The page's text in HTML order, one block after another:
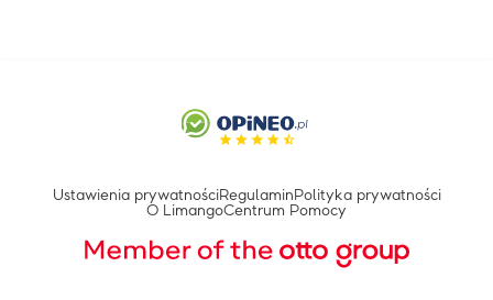
Ustawienia prywatnościRegulamin Polityka prywatności
O LimangoCentrum Pomocy